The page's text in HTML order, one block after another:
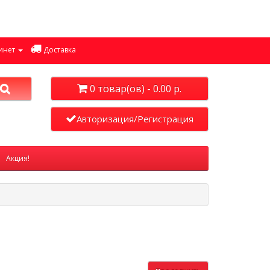
Доставка
0 товар(ов) - 0.00 р.
Авторизация/Регистрация
Акция!